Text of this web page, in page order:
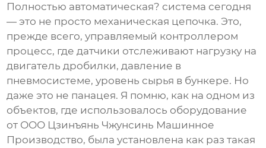
Полностью автоматическая? система сегодня
— это не просто механическая цепочка. Это,
прежде всего, управляемый контроллером
процесс, где датчики отслеживают нагрузку на
двигатель дробилки, давление в
пневмосистеме, уровень сырья в бункере. Но
даже это не панацея. Я помню, как на одном из
объектов, где использовалось оборудование
от ООО Цзинъянь Чжунсинь Машинное
Производство, была установлена как раз такая